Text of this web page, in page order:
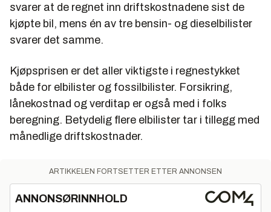
svarer at de regnet inn driftskostnadene sist de
kjøpte bil, mens én av tre bensin- og dieselbilister
svarer det samme.
Kjøpsprisen er det aller viktigste i regnestykket
både for elbilister og fossilbilister. Forsikring,
lånekostnad og verditap er også med i folks
beregning. Betydelig flere elbilister tar i tillegg med
månedlige driftskostnader.
ARTIKKELEN FORTSETTER ETTER ANNONSEN
ANNONSØRINNHOLD